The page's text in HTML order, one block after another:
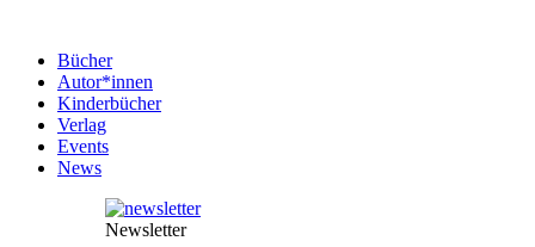
Bücher
Autor*innen
Kinderbücher
Verlag
Events
News
Newsletter